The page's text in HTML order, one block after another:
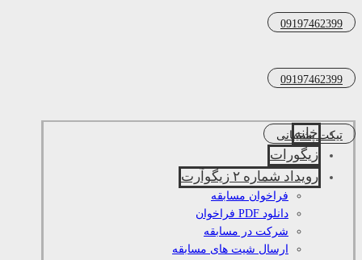
09197462399
09197462399
تیکت پشتیبانی
خانه
زیگورات
رویداد شماره ۲ زیگوآرت
فراخوان مسابقه
دانلود PDF فراخوان
شرکت در مسابقه
ارسال شیت های مسابقه